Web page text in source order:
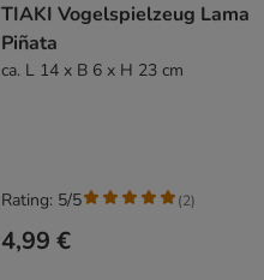
TIAKI Vogelspielzeug Lama
Piñata
ca. L 14 x B 6 x H 23 cm
4,99 €
Rating: 5/5 (2)